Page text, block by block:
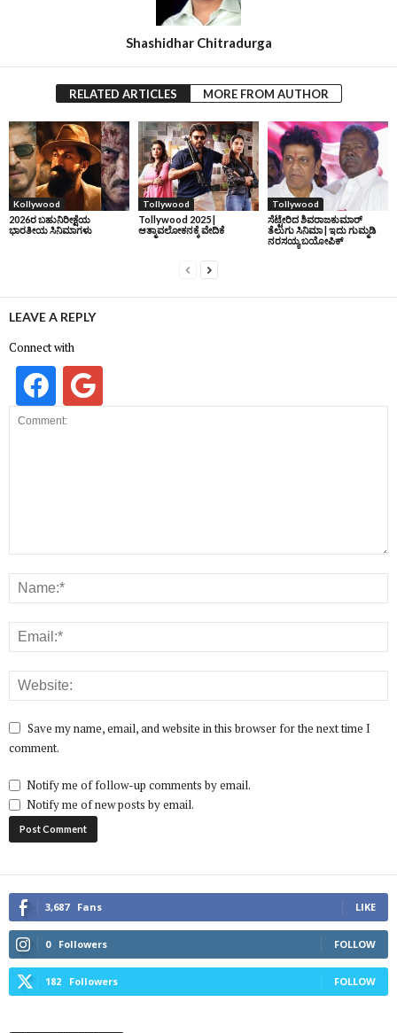
Shashidhar Chitradurga
RELATED ARTICLES MORE FROM AUTHOR
Kollywood
2026ರ ಬಹುನಿರೀಕ್ಷೆಯ
ಭಾರತೀಯ ಸಿನಿಮಾಗಳು
Tollywood
Tollywood 2025 |
ಆತ್ಮಾವಲೋಕನಕ್ಕೆ ವೇದಿಕೆ
Tollywood
ಸೆಟ್ಟೇರಿದ ಶಿವರಾಜಕುಮಾರ್‌
ತೆಲುಗು ಸಿನಿಮಾ | ಇದು ಗುಮ್ಮಡಿ
ನರಸಯ್ಯ ಬಯೋಪಿಕ್‌
LEAVE A REPLY
Connect with
Save my name, email, and website in this browser for the next time I
comment.
Notify me of follow-up comments by email.
Notify me of new posts by email.
3,687 Fans LIKE
0 Followers FOLLOW
182 Followers FOLLOW